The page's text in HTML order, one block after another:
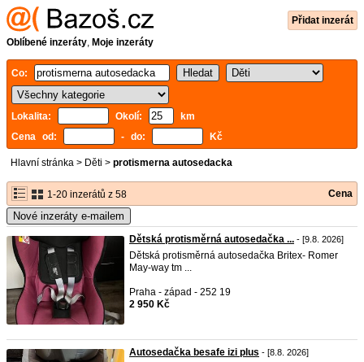
Přidat inzerát
Oblíbené inzeráty, Moje inzeráty
Co:
Lokalita: Okolí:
km
Cena od:
- do: Kč
Hlavní stránka > Děti > protismerna autosedacka
1-20 inzerátů z 58 Cena
Nové inzeráty e-mailem
Dětská protisměrná autosedačka ... - [9.8. 2026]
Dětská protisměrná autosedačka Britex- Romer
May-way tm ...
Praha - západ - 252 19
2 950 Kč
Autosedačka besafe izi plus - [8.8. 2026]